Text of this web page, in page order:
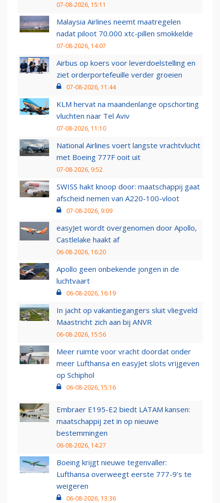
07-08-2026, 15:11
Malaysia Airlines neemt maatregelen
nadat piloot 70.000 xtc-pillen smokkelde
07-08-2026, 14:07
Airbus op koers voor leverdoelstelling en
ziet orderportefeuille verder groeien
07-08-2026, 11:44
KLM hervat na maandenlange opschorting
vluchten naar Tel Aviv
07-08-2026, 11:10
National Airlines voert langste vrachtvlucht
met Boeing 777F ooit uit
07-08-2026, 9:52
SWISS hakt knoop door: maatschappij gaat
afscheid nemen van A220-100-vloot
07-08-2026, 9:09
easyJet wordt overgenomen door Apollo,
Castlelake haakt af
06-08-2026, 16:20
Apollo geen onbekende jongen in de
luchtvaart
06-08-2026, 16:19
In jacht op vakantiegangers sluit vliegveld
Maastricht zich aan bij ANVR
06-08-2026, 15:56
Meer ruimte voor vracht doordat onder
meer Lufthansa en easyJet slots vrijgeven
op Schiphol
06-08-2026, 15:16
Embraer E195-E2 biedt LATAM kansen:
maatschappij zet in op nieuwe
bestemmingen
06-08-2026, 14:27
Boeing krijgt nieuwe tegenvaller:
Lufthansa overweegt eerste 777-9’s te
weigeren
06-08-2026, 13:36